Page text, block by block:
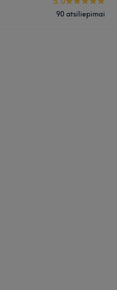
90 atsiliepimai